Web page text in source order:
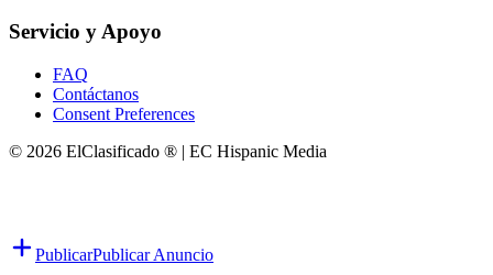
Servicio y Apoyo
FAQ
Contáctanos
Consent Preferences
© 2026 ElClasificado ® | EC Hispanic Media
PublicarPublicar Anuncio